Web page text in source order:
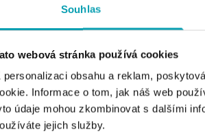
Souhlas
webová stránka používá cookies
personalizaci obsahu a reklam,
Informace o tom, jak náš web
údaje mohou zkombinovat s dalšími
jejich služby.
produkty.